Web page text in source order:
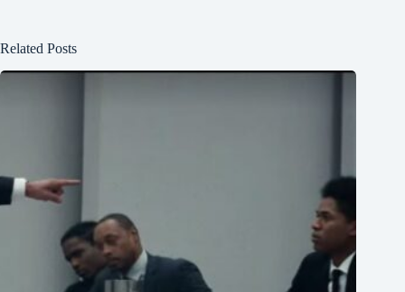
Related Posts